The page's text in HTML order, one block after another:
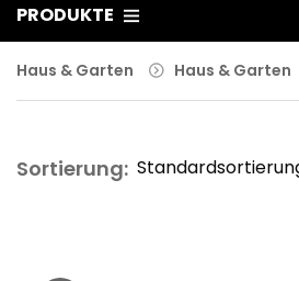
PRODUKTE
Haus & Garten Haus & Garten
Sortierung: